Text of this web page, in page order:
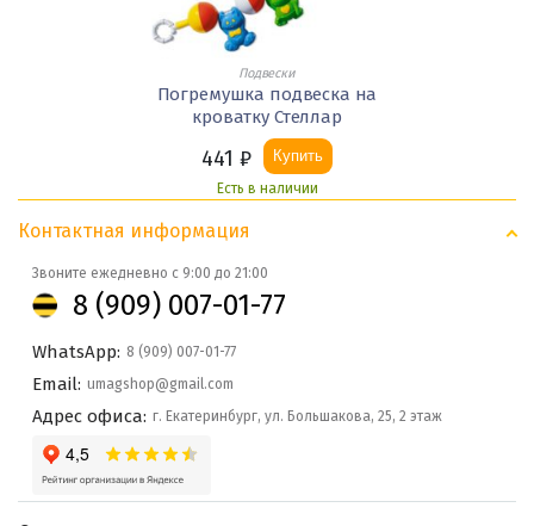
Подвески
Погремушка подвеска на
кроватку Стеллар
441 ₽ Купить
Есть в наличии
Контактная информация
Звоните ежедневно с 9:00 до 21:00
8 (909) 007-01-77
WhatsApp: 8 (909) 007-01-77
Email: umagshop@gmail.com
Адрес офиса: г. Екатеринбург, ул. Большакова, 25, 2 этаж